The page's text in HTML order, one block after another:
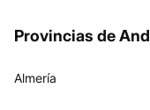
Provincias de
Almería